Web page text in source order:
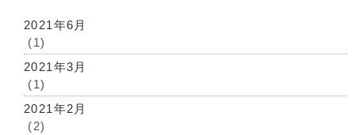
2021年6月
(1)
2021年3月
(1)
2021年2月
(2)